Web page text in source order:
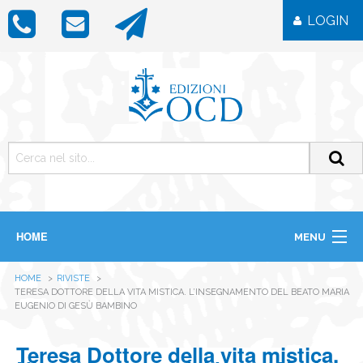
LOGIN
HOME MENU
LIBRI
RIVISTE
OGGETTISTICA
HOME
RIVISTE
TERESA DOTTORE DELLA VITA MISTICA. L’INSEGNAMENTO DEL BEATO MARIA
EUGENIO DI GESÙ BAMBINO
Teresa Dottore della vita mistica.